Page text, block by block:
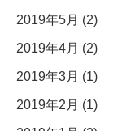
2019年5月 (2)
2019年4月 (2)
2019年3月 (1)
2019年2月 (1)